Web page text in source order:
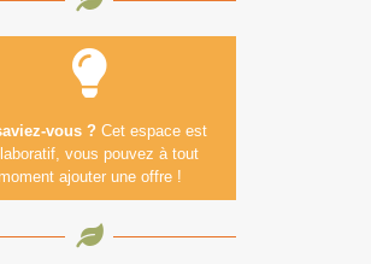
vous ?Cet espace est
vous pouvez à tout
moment ajouter une offre !